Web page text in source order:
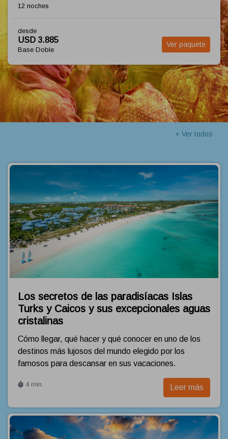
12 noches
desde
USD 3.885
Base Doble
Ver paquete
+ Ver todos
+ Ver todos
Los secretos de las paradisíacas Islas
Turks y Caicos y sus excepcionales aguas
cristalinas
Cómo llegar, qué hacer y qué conocer en uno de los
destinos más lujosos del mundo elegido por los
famosos para descansar en sus vacaciones.
4 min. Leer más